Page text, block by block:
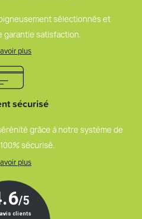
sélectionnés et
garantie satisfaction.
plus
sécurisé
grâce à notre système de
sécurisé.
plus